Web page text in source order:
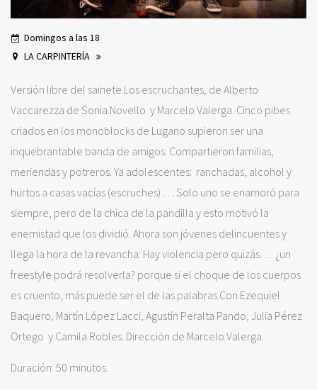
Domingos a las 18
LA CARPINTERÍA
Versión libre del sainete Los escruchantes, de Alberto
Vaccarezza de Sonia Novello y Marcelo Valerga. Cinco pibes
criados en los monoblocks de Lugano supieron ser una
inquebrantable banda de amigos. Compartieron familias,
meriendas y potreros. Ya adolescentes: ranchadas, alcohol y
hurtos a casas vacías (escruches) … Solo uno se enamoró para
siempre, pero de la chica de la pandilla y esto motivó la
enemistad que los dividió. Ahora son jóvenes delincuentes y
llega la hora de la revancha: Hay violencia pero quizás… ¿un
freestyle podrá resolverla? porque si el choque de los cuerpos
es cruento, más puede ser el de las palabras.Con Ezequiel
Baquero, Martín López Lacci, Agustín Peralta Pando, Julia Pérez
Ortego y Camila Robles. Dirección de Marcelo Valerga.
Duración: 50 minutos.